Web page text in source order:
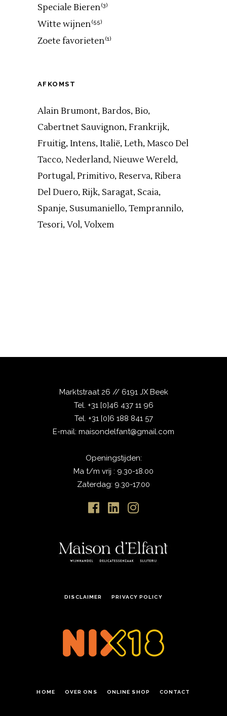
Speciale Bieren(3)
Witte wijnen(55)
Zoete favorieten(1)
AFKOMST
Alain Brumont Bardos Bio
Cabertnet Sauvignon Frankrijk
Fruitig Intens Italië Leth Masco Del
Tacco Nederland Nieuwe Wereld
Portugal Primitivo Reserva Ribera
Del Duero Rijk Saragat Scaia
Spanje Susumaniello Temprannilo
Tesori Vol Volxem
Marktstraat 26 // 6191 JX Beek
Tel. +31 [0]46 437 11 96
Tel. +31 [0]6 188 841 57
E-mail: maisondelfant@gmail.com
Openingstijden:
Ma t/m vrij : 9.30-18.00
Zaterdag: 9.30-17.00
DISCLAIMER PRIVACY POLICY
HOME OVER ONS ONLINE SHOP CONTACT